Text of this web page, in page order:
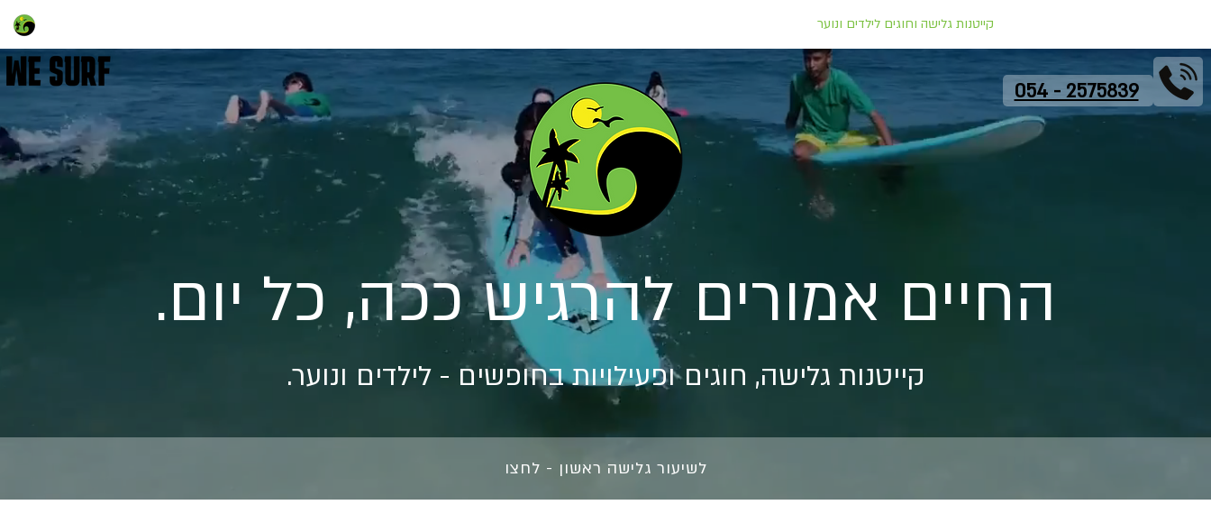
054 - 2575839
קייטנות גלישה וחוגים לילדים ונוער
החיים אמורים להרגיש ככה, כל יום.
קייטנות גלישה, חוגים ופעילויות בחופשים - לילדים ונוער.
לשיעור גלישה ראשון - לחצו